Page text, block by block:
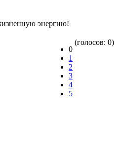
энергию!
0
1
2
3
4
5
(голосов: 0)